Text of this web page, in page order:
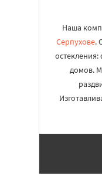
Наша
Серпухове.
домов.